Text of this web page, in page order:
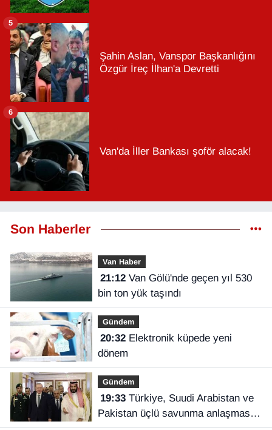
Şahin Aslan, Vanspor Başkanlığını
Özgür İreç İlhan'a Devretti
5
Van'da İller Bankası şoför alacak!
6
Son Haberler
Van Haber
21:12Van Gölü'nde geçen yıl 530
bin ton yük taşındı
Gündem
20:32Elektronik küpede yeni
dönem
Gündem
19:33Türkiye, Suudi Arabistan ve
Pakistan üçlü savunma anlaşması